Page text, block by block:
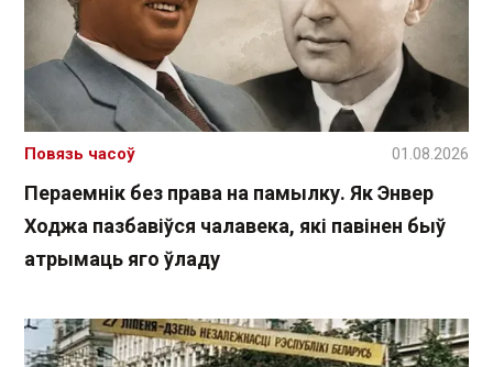
Пераемнік без права на памылку. Як Энвер
Ходжа пазбавіўся чалавека, які павінен быў
атрымаць яго ўладу
Повязь часоў 01.08.2026